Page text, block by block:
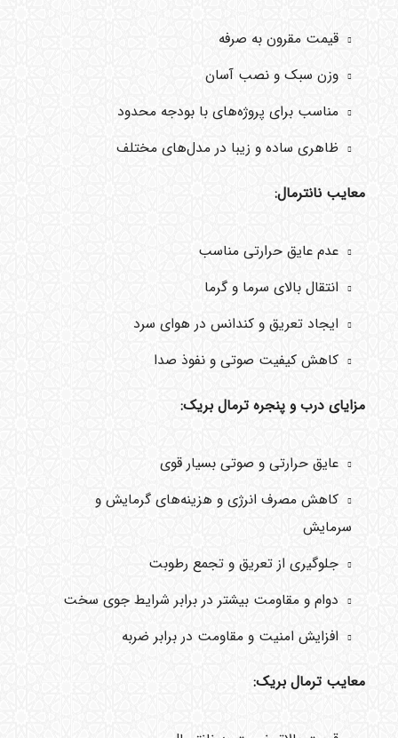
قیمت مقرون به صرفه
وزن سبک و نصب آسان
مناسب برای پروژه‌های با بودجه محدود
ظاهری ساده و زیبا در مدل‌های مختلف
معایب نانترمال:
عدم عایق حرارتی مناسب
انتقال بالای سرما و گرما
ایجاد تعریق و کندانس در هوای سرد
کاهش کیفیت صوتی و نفوذ صدا
مزایای درب و پنجره ترمال بریک:
عایق حرارتی و صوتی بسیار قوی
کاهش مصرف انرژی و هزینه‌های گرمایش و
سرمایش
جلوگیری از تعریق و تجمع رطوبت
دوام و مقاومت بیشتر در برابر شرایط جوی سخت
افزایش امنیت و مقاومت در برابر ضربه
معایب ترمال بریک: